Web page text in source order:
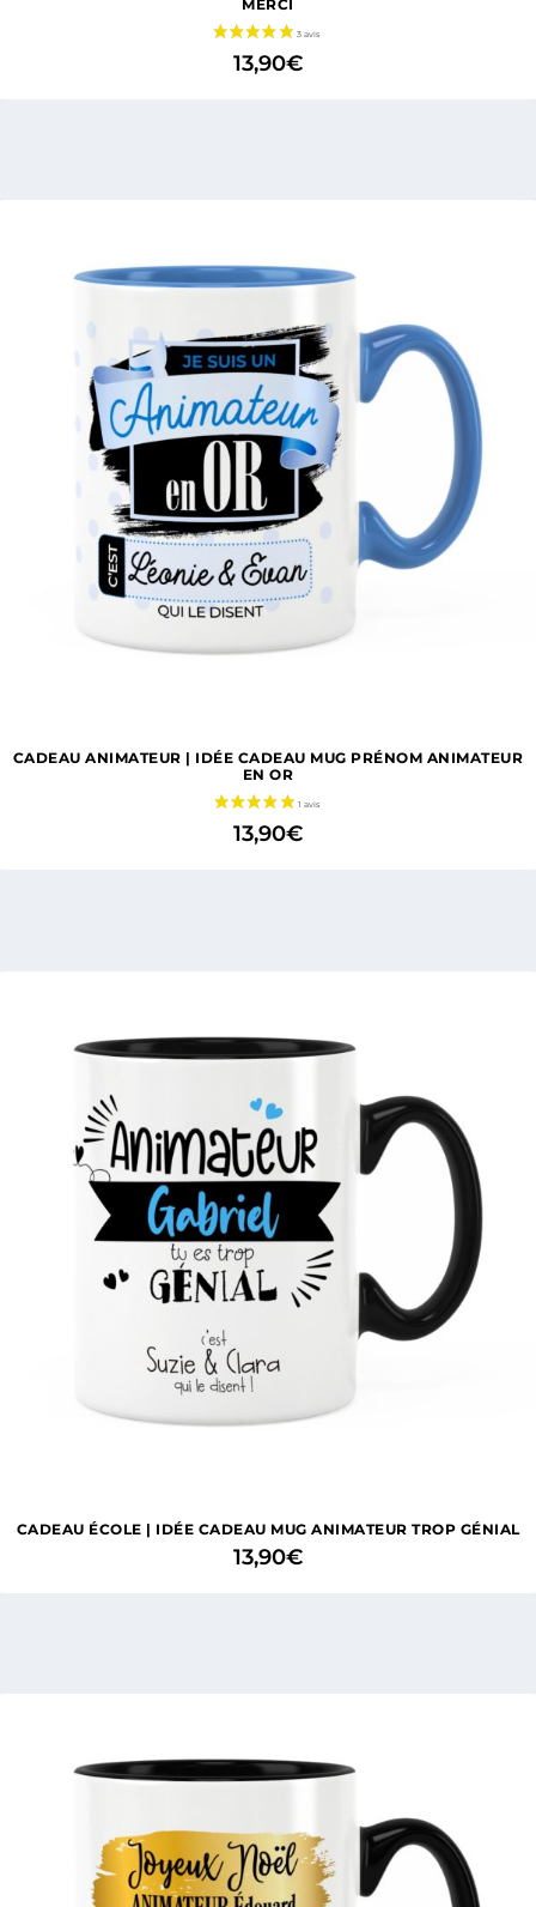
MERCI
13,90€
CADEAU ANIMATEUR | IDÉE CADEAU MUG PRÉNOM ANIMATEUR
EN OR
13,90€
CADEAU ÉCOLE | IDÉE CADEAU MUG ANIMATEUR TROP GÉNIAL
13,90€